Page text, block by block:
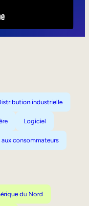
industrielle
Logiciel
consommateurs
du Nord